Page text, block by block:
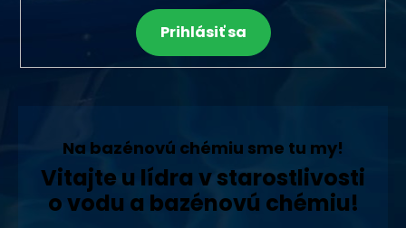
Prihlásiť sa
Na bazénovú chémiu sme tu my!
Vitajte u lídra v starostlivosti
o vodu a bazénovú chémiu!